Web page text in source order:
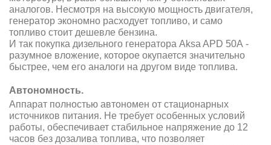
аналогов. Несмотря на высокую мощность двигателя,
генератор экономно расходует топливо, и само
топливо стоит дешевле бензина.
И так покупка дизельного генератора Aksa APD 50A -
разумное вложение, которое окупается значительно
быстрее, чем его аналоги на другом виде топлива.
Автономность.
Аппарат полностью автономен от стационарных
источников питания. Не требует особенных условий
работы, обеспечивает стабильное напряжение до 12
часов без дозалива топлива, что позволяет